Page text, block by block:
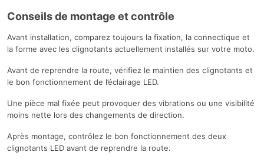
Conseils de montage et contrôle
Avant installation, comparez toujours la fixation, la connectique et
la forme avec les clignotants actuellement installés sur votre moto.
Avant de reprendre la route, vérifiez le maintien des clignotants et
le bon fonctionnement de l’éclairage LED.
Une pièce mal fixée peut provoquer des vibrations ou une visibilité
moins nette lors des changements de direction.
Après montage, contrôlez le bon fonctionnement des deux
clignotants LED avant de reprendre la route.